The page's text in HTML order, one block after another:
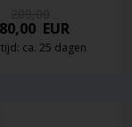
EUR
ca. 25 dagen